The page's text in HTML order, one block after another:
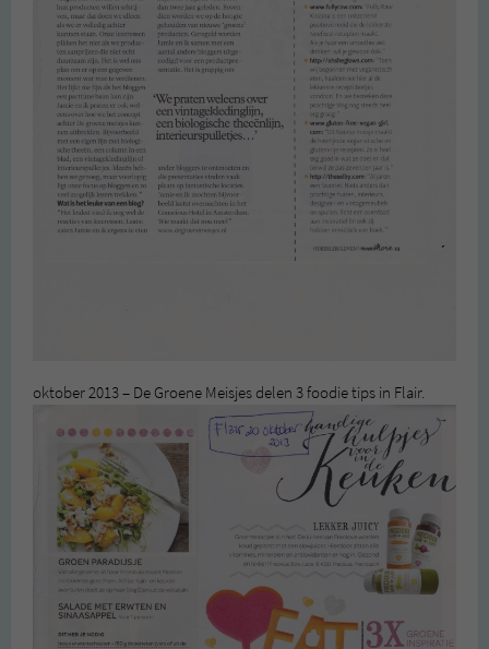
oktober 2013 – De Groene Meisjes delen 3 foodie tips in Flair.